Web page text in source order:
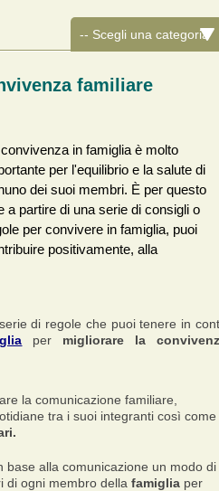
familiare
convivenza in famiglia è molto
per l'equilibrio e la salute di
dei suoi membri. È per questo
a partire di una serie di consigli o
per convivere in famiglia, puoi
positivamente, alla
di regole che puoi tenere in
per migliorare la
la comunicazione familiare,
tra i suoi integranti così come
base alla comunicazione un modo di
di ogni membro della famiglia per